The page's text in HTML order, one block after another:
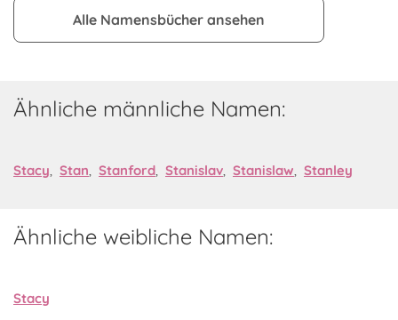
Alle Namensbücher ansehen
Ähnliche männliche Namen:
Stacy, Stan, Stanford, Stanislav, Stanislaw, Stanley
Ähnliche weibliche Namen:
Stacy